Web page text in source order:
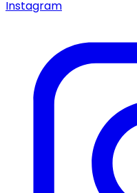
Instagram